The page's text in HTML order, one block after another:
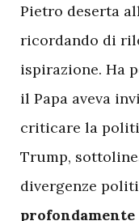
Pietro deserta
ricordando di
ispirazione. Ha
il Papa aveva
criticare la
Trump,
divergenze